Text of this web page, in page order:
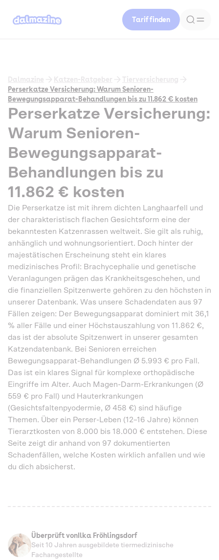
Tarif finden
Dalmazine Katzen-Ratgeber
Tierversicherung
Perserkatze Versicherung: Warum Senioren-
Bewegungsapparat-Behandlungen bis zu 11.862 € kosten
Perserkatze Versicherung:
Warum Senioren-
Bewegungsapparat-
Behandlungen bis zu
11.862 € kosten
Die Perserkatze ist mit ihrem dichten Langhaarfell und
der charakteristisch flachen Gesichtsform eine der
bekanntesten Katzenrassen weltweit. Sie gilt als ruhig,
anhänglich und wohnungsorientiert. Doch hinter der
majestätischen Erscheinung steht ein klares
medizinisches Profil: Brachycephalie und genetische
Veranlagungen prägen das Krankheitsgeschehen, und
die finanziellen Spitzenwerte gehören zu den höchsten in
unserer Datenbank. Was unsere Schadendaten aus 97
Fällen zeigen: Der Bewegungsapparat dominiert mit 36,1
% aller Fälle und einer Höchstauszahlung von 11.862 €,
das ist der absolute Spitzenwert in unserer gesamten
Katzendatenbank. Bei Senioren erreichen
Bewegungsapparat-Behandlungen Ø 5.993 € pro Fall.
Das ist ein klares Signal für komplexe orthopädische
Eingriffe im Alter. Auch Magen-Darm-Erkrankungen (Ø
559 € pro Fall) und Hauterkrankungen
(Gesichtsfaltenpyodermie, Ø 458 €) sind häufige
Themen. Über ein Perser-Leben (12–16 Jahre) können
Tierarztkosten von 8.000 bis 18.000 € entstehen. Diese
Seite zeigt dir anhand von 97 dokumentierten
Schadenfällen, welche Kosten wirklich anfallen und wie
du dich absicherst.
Überprüft von Ilka Fröhlingsdorf
Seit 10 Jahren ausgebildete tiermedizinische
Fachangestellte